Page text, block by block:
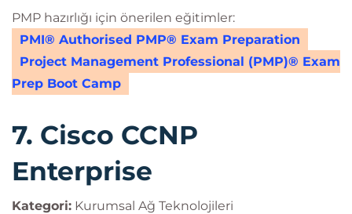
PMP hazırlığı için önerilen eğitimler:
PMI® Authorised PMP® Exam Preparation
Project Management Professional (PMP)® Exam
Prep Boot Camp
7. Cisco CCNP
Enterprise
Kategori: Kurumsal Ağ Teknolojileri